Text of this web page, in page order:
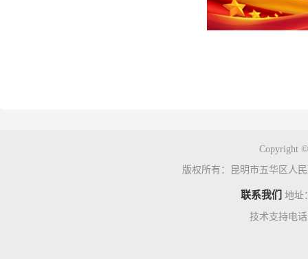
Copyright
版权所有：昆明市五华区人
联系我们 地址
技术支持电